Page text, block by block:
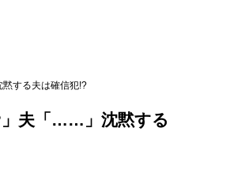
する夫は確信犯!?
」夫「……」沈黙する